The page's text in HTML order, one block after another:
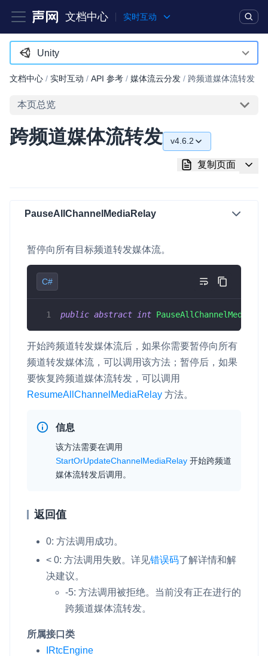
文档中心 实时互动
产品 解决方案
突破传统文字交互模式，与 AI 进行高拟真、自然流畅的实时语
音对话
一整套低延时、高并发、可扩展、高可靠的实时消息及状态同步
即时通讯 IM
务。
CDN 直播方案
媒体流加速
物的实时互动连接
实时互动扩展能力
实时转录翻译
互动白板
微呼叫 NEW
实现智能硬件和微信小程序之间的实时音视频互通
Status Page
内容审核
Unity
Android
iOS
macOS
Web
C# (Windows)
小程序
Electron
Unity
Flutter
React Native
Unreal (C++)
文档中心 / 实时互动 / API 参考 / 媒体流云分发 / 跨频道媒体流转发
本页总览
跨频道媒体流转发 v4.6.2
v4.6.2
v4.2.3
v4.2.2
复制页面
PauseAllChannelMediaRelay
暂停向所有目标频道转发媒体流。
C#
public abstract int
开始跨频道转发媒体流后，如果你需要暂停向所有
频道转发媒体流，可以调用该方法；暂停后，如果
要恢复跨频道媒体流转发，可以调用
ResumeAllChannelMediaRelay 方法。
信息
该方法需要在调用
StartOrUpdateChannelMediaRelay 开始跨频道
媒体流转发后调用。
返回值
0: 方法调用成功。
< 0: 方法调用失败。详见错误码了解详情和解
决建议。
-5: 方法调用被拒绝。当前没有正在进行的
跨频道媒体流转发。
所属接口类
IRtcEngine